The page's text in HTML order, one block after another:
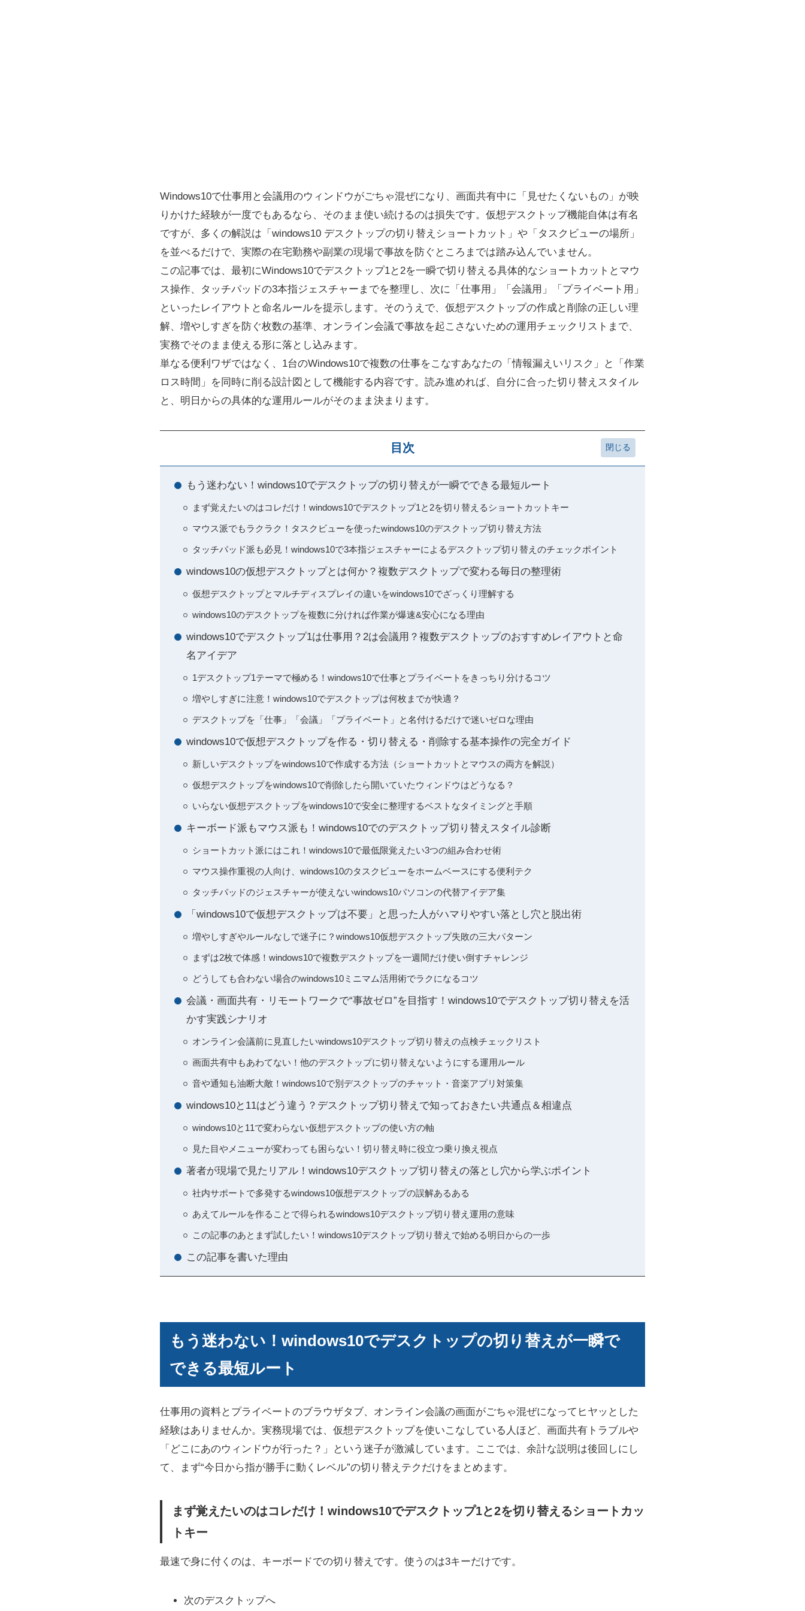
Windows10で仕事用と会議用のウィンドウがごちゃ混ぜになり、画面共有中に「見せたくないもの」が映
りかけた経験が一度でもあるなら、そのまま使い続けるのは損失です。仮想デスクトップ機能自体は有名
ですが、多くの解説は「windows10 デスクトップの切り替えショートカット」や「タスクビューの場所」
を並べるだけで、実際の在宅勤務や副業の現場で事故を防ぐところまでは踏み込んでいません。
この記事では、最初にWindows10でデスクトップ1と2を一瞬で切り替える具体的なショートカットとマウ
ス操作、タッチパッドの3本指ジェスチャーまでを整理し、次に「仕事用」「会議用」「プライベート用」
といったレイアウトと命名ルールを提示します。そのうえで、仮想デスクトップの作成と削除の正しい理
解、増やしすぎを防ぐ枚数の基準、オンライン会議で事故を起こさないための運用チェックリストまで、
実務でそのまま使える形に落とし込みます。
単なる便利ワザではなく、1台のWindows10で複数の仕事をこなすあなたの「情報漏えいリスク」と「作業
ロス時間」を同時に削る設計図として機能する内容です。読み進めれば、自分に合った切り替えスタイル
と、明日からの具体的な運用ルールがそのまま決まります。
目次
もう迷わない！windows10でデスクトップの切り替えが一瞬でできる最短ルート
まず覚えたいのはコレだけ！windows10でデスクトップ1と2を切り替えるショートカットキー
マウス派でもラクラク！タスクビューを使ったwindows10のデスクトップ切り替え方法
タッチパッド派も必見！windows10で3本指ジェスチャーによるデスクトップ切り替えのチェックポイント
windows10の仮想デスクトップとは何か？複数デスクトップで変わる毎日の整理術
仮想デスクトップとマルチディスプレイの違いをwindows10でざっくり理解する
windows10のデスクトップを複数に分ければ作業が爆速&安心になる理由
windows10でデスクトップ1は仕事用？2は会議用？複数デスクトップのおすすめレイアウトと命
名アイデア
1デスクトップ1テーマで極める！windows10で仕事とプライベートをきっちり分けるコツ
増やしすぎに注意！windows10でデスクトップは何枚までが快適？
デスクトップを「仕事」「会議」「プライベート」と名付けるだけで迷いゼロな理由
windows10で仮想デスクトップを作る・切り替える・削除する基本操作の完全ガイド
新しいデスクトップをwindows10で作成する方法（ショートカットとマウスの両方を解説）
仮想デスクトップをwindows10で削除したら開いていたウィンドウはどうなる？
いらない仮想デスクトップをwindows10で安全に整理するベストなタイミングと手順
キーボード派もマウス派も！windows10でのデスクトップ切り替えスタイル診断
ショートカット派にはこれ！windows10で最低限覚えたい3つの組み合わせ術
マウス操作重視の人向け、windows10のタスクビューをホームベースにする便利テク
タッチパッドのジェスチャーが使えないwindows10パソコンの代替アイデア集
「windows10で仮想デスクトップは不要」と思った人がハマりやすい落とし穴と脱出術
増やしすぎやルールなしで迷子に？windows10仮想デスクトップ失敗の三大パターン
まずは2枚で体感！windows10で複数デスクトップを一週間だけ使い倒すチャレンジ
どうしても合わない場合のwindows10ミニマム活用術でラクになるコツ
会議・画面共有・リモートワークで“事故ゼロ”を目指す！windows10でデスクトップ切り替えを活
かす実践シナリオ
オンライン会議前に見直したいwindows10デスクトップ切り替えの点検チェックリスト
画面共有中もあわてない！他のデスクトップに切り替えないようにする運用ルール
音や通知も油断大敵！windows10で別デスクトップのチャット・音楽アプリ対策集
windows10と11はどう違う？デスクトップ切り替えで知っておきたい共通点＆相違点
windows10と11で変わらない仮想デスクトップの使い方の軸
見た目やメニューが変わっても困らない！切り替え時に役立つ乗り換え視点
著者が現場で見たリアル！windows10デスクトップ切り替えの落とし穴から学ぶポイント
社内サポートで多発するwindows10仮想デスクトップの誤解あるある
あえてルールを作ることで得られるwindows10デスクトップ切り替え運用の意味
この記事のあとまず試したい！windows10デスクトップ切り替えで始める明日からの一歩
この記事を書いた理由
もう迷わない！windows10でデスクトップの切り替えが一瞬で
できる最短ルート
仕事用の資料とプライベートのブラウザタブ、オンライン会議の画面がごちゃ混ぜになってヒヤッとした
経験はありませんか。実務現場では、仮想デスクトップを使いこなしている人ほど、画面共有トラブルや
「どこにあのウィンドウが行った？」という迷子が激減しています。ここでは、余計な説明は後回しにし
て、まず“今日から指が勝手に動くレベル”の切り替えテクだけをまとめます。
まず覚えたいのはコレだけ！windows10でデスクトップ1と2を切り替えるショートカッ
トキー
最速で身に付くのは、キーボードでの切り替えです。使うのは3キーだけです。
次のデスクトップへ